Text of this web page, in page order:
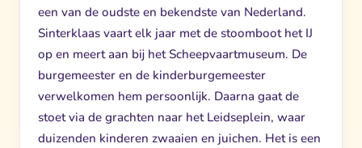
een van de oudste en bekendste van Nederland.
Sinterklaas vaart elk jaar met de stoomboot het IJ
op en meert aan bij het Scheepvaartmuseum. De
burgemeester en de kinderburgemeester
verwelkomen hem persoonlijk. Daarna gaat de
stoet via de grachten naar het Leidseplein, waar
duizenden kinderen zwaaien en juichen. Het is een